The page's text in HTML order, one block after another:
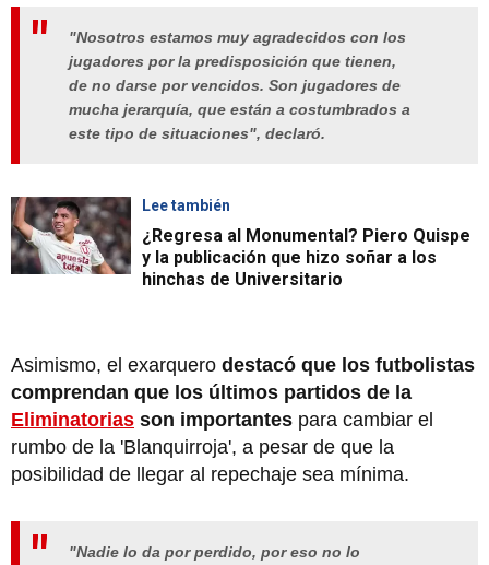
"Nosotros estamos muy agradecidos con los
jugadores por la predisposición que tienen,
de no darse por vencidos. Son jugadores de
mucha jerarquía, que están a costumbrados a
este tipo de situaciones", declaró.
Lee también
¿Regresa al Monumental? Piero Quispe
y la publicación que hizo soñar a los
hinchas de Universitario
Asimismo, el exarquero destacó que los futbolistas
comprendan que los últimos partidos de la
Eliminatorias son importantes para cambiar el
rumbo de la 'Blanquirroja', a pesar de que la
posibilidad de llegar al repechaje sea mínima.
"Nadie lo da por perdido, por eso no lo